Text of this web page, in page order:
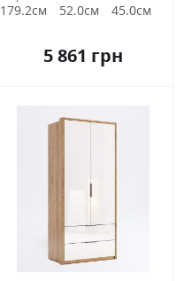
179.2см 52.0см 45.0см
5 861 грн